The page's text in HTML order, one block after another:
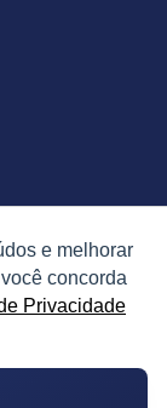
e melhorar
concorda
Privacidade